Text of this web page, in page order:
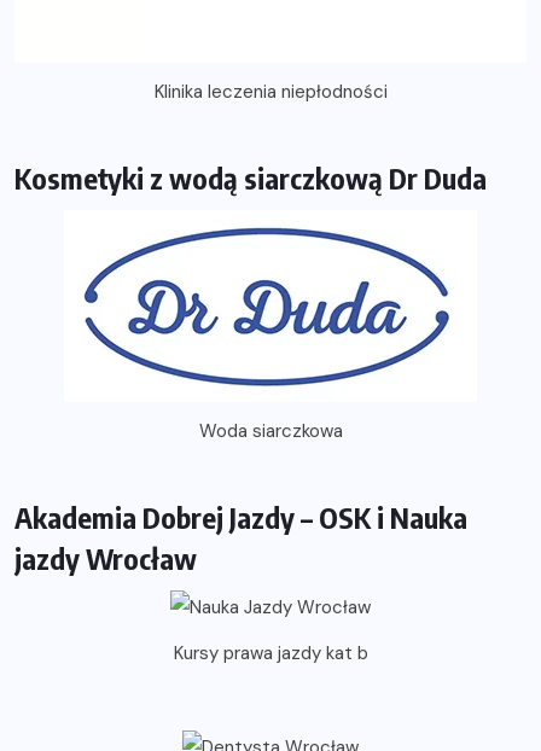
Klinika leczenia niepłodności
Kosmetyki z wodą siarczkową Dr Duda
Woda siarczkowa
Akademia Dobrej Jazdy – OSK i Nauka
jazdy Wrocław
Kursy prawa jazdy kat b